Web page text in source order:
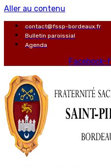
Aller au contenu
contact@fssp-bordeaux.fr
Bulletin paroissial
Agenda
Facebook-f